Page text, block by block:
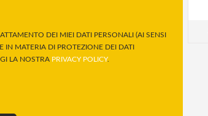
DEI MIEI DATI PERSONALI (AI SENSI
IN MATERIA DI PROTEZIONE DEI DATI
LA NOSTRA PRIVACY POLICY.